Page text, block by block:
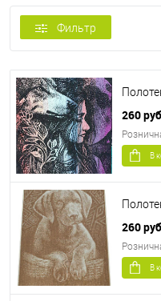
Фильтр
260
В
260
В